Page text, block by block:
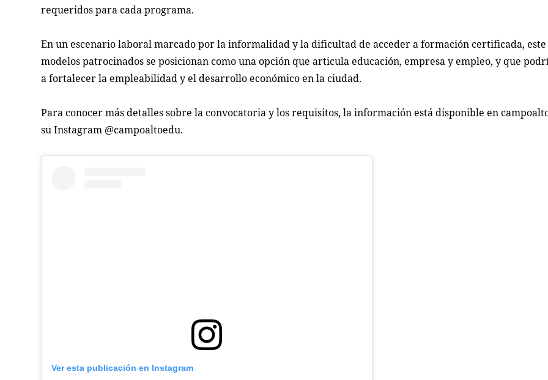
requeridos para cada programa.
En un escenario laboral marcado por la informalidad y la dificultad de acceder a formación certificada,
modelos patrocinados se posicionan como una opción que articula educación, empresa y empleo, y que
a fortalecer la empleabilidad y el desarrollo económico en la ciudad.
Para conocer más detalles sobre la convocatoria y los requisitos, la información está disponible en
su Instagram @campoaltoedu.
Ver esta publicación en Instagram